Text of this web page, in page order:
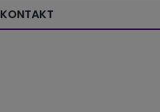
KONTAKT